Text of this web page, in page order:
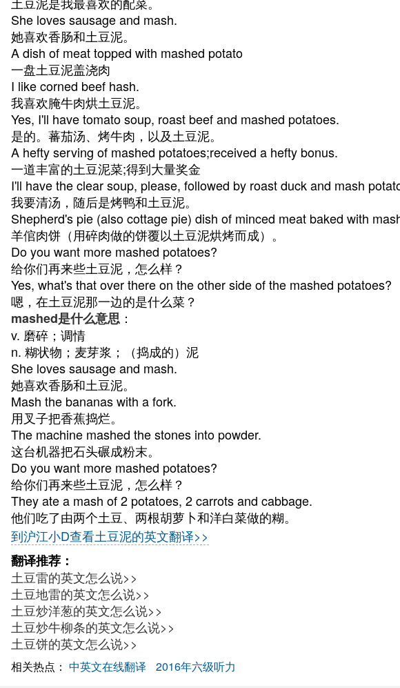
She loves sausage and mash.
她喜欢香肠和土豆泥。
A dish of meat topped with mashed potato
一盘土豆泥盖浇肉
I like corned beef hash.
我喜欢腌牛肉烘土豆泥。
Yes, I'll have tomato soup, roast beef and mashed potatoes.
是的。蕃茄汤、烤牛肉，以及土豆泥。
A hefty serving of mashed potatoes;received a hefty bonus.
一道丰富的土豆泥菜;得到大量奖金
I'll have the clear soup, please, followed by roast duck and mash
我要清汤，随后是烤鸭和土豆泥。
Shepherd's pie (also cottage pie) dish of minced meat baked with
羊倌肉饼（用碎肉做的饼覆以土豆泥烘烤而成）。
Do you want more mashed potatoes?
给你们再来些土豆泥，怎么样？
Yes, what's that over there on the other side of the mashed potatoes?
嗯，在土豆泥那一边的是什么菜？
mashed是什么意思 ：
v. 磨碎；调情
n. 糊状物；麦芽浆；（捣成的）泥
She loves sausage and mash.
她喜欢香肠和土豆泥。
Mash the bananas with a fork.
用叉子把香蕉捣烂。
The machine mashed the stones into powder.
这台机器把石头碾成粉末。
Do you want more mashed potatoes?
给你们再来些土豆泥，怎么样？
They ate a mash of 2 potatoes, 2 carrots and cabbage.
他们吃了由两个土豆、两根胡萝卜和洋白菜做的糊。
到沪江小D查看土豆泥的英文翻译>>
翻译推荐：
土豆雷的英文怎么说>>
土豆地雷的英文怎么说>>
土豆炒洋葱的英文怎么说>>
土豆炒牛柳条的英文怎么说>>
土豆饼的英文怎么说>>
相关热点： 中英文在线翻译 2016年六级听力